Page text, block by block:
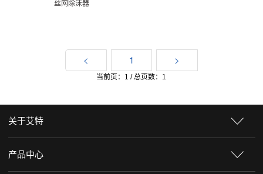
丝网除沫器
< 1 >
当前页：1 / 总页数：1
关于艾特
产品中心